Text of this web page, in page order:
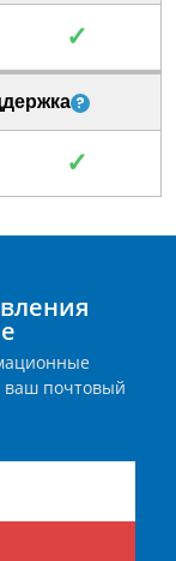
✓
✓
ваш почтовый